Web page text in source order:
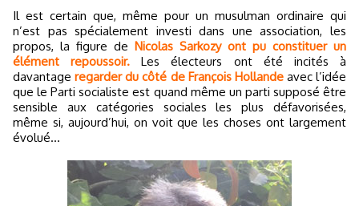
Il est certain que, même pour un musulman ordinaire qui
n’est pas spécialement investi dans une association, les
propos, la figure de Nicolas Sarkozy ont pu constituer un
élément repoussoir. Les électeurs ont été incités à
davantageregarder du côté de François Hollandeavec l’idée
que le Parti socialiste est quand même un parti supposé être
sensible aux catégories sociales les plus défavorisées,
même si, aujourd’hui, on voit que les choses ont largement
évolué...